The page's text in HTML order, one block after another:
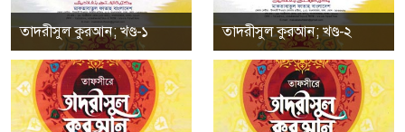
তাদরীসুল কুরআন; খণ্ড-১ তাদরীসুল কুরআন; খণ্ড-২